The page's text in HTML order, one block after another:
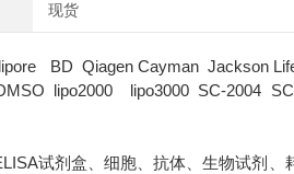
现货
BD Qiagen Cayman Jackson
lipo2000 lipo3000 SC-2004
试剂盒、细胞、抗体、生物试剂、